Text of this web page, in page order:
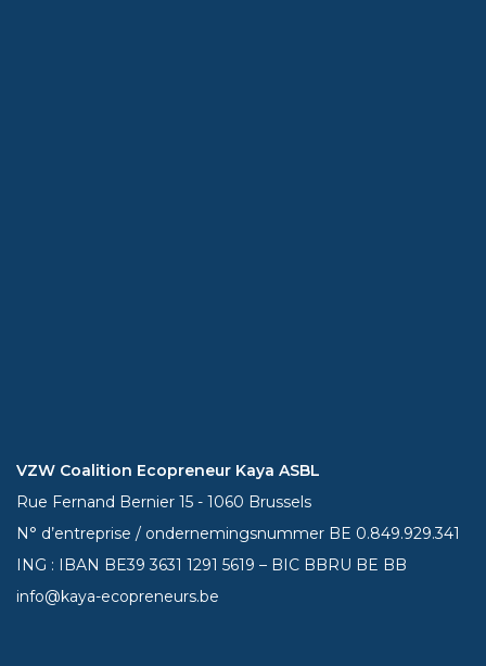
VZW Coalition Ecopreneur Kaya ASBL
Rue Fernand Bernier 15 - 1060 Brussels
N° d’entreprise / ondernemingsnummer BE 0.849.929.341
ING : IBAN BE393631 1291 5619 – BIC BBRU BE BB
info@kaya-ecopreneurs.be